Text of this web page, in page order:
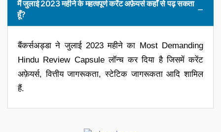
मैं जुलाई 2023 महीने के महत्वपूर्ण करेंट अफ़ेयर्स कहाँ से पढ़ सकता
हूँ?
बैंकर्सअड्डा ने जुलाई 2023 महीने का Most Demanding
Hindu Review Capsule लॉन्च कर दिया है जिसमें करेंट
अफ़ेयर्स, वित्तीय जागरूकता, स्टेटिक जागरूकता आदि शामिल
हैं.